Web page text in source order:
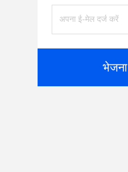
भेजना